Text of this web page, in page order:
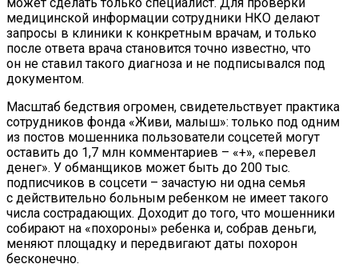
медицинской информации сотрудники НКО делают
запросы в клиники к конкретным врачам, и только
после ответа врача становится точно известно, что
он не ставил такого диагноза и не подписывался под
документом.
Масштаб бедствия огромен, свидетельствует практика
сотрудников фонда «Живи, малыш»: только под одним
из постов мошенника пользователи соцсетей могут
оставить до 1,7 млн комментариев – «+», «перевел
денег». У обманщиков может быть до 200 тыс.
подписчиков в соцсети – зачастую ни одна семья
с действительно больным ребенком не имеет такого
числа сострадающих. Доходит до того, что мошенники
собирают на «похороны» ребенка и, собрав деньги,
меняют площадку и передвигают даты похорон
бесконечно.